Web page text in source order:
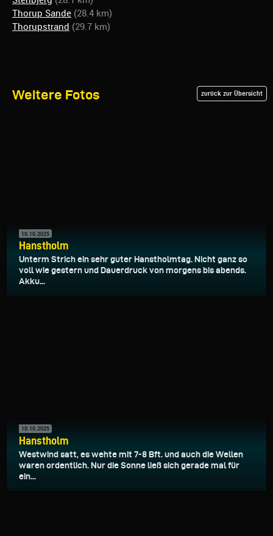
Thorup Sande (28.4 km)
Thorupstrand (29.7 km)
Weitere Fotos zurück zur Übersicht
10.10.2025
Hanstholm
Unterm Strich ein sehr guter Hanstholmtag. Nicht ganz so
voll wie gestern und Dauerdruck von morgens bis abends.
Akku...
10.10.2025
Hanstholm
Westwind satt, es wehte mit 7-8 Bft. und auch die Wellen
waren ordentlich. Nur die Sonne ließ sich gerade mal für
ein...